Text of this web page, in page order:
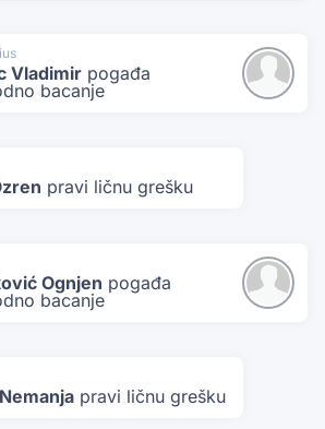
Vladimirpogađa
bacanje
pravi ličnu grešku
Ognjen pogađa
bacanje
pravi ličnu grešku